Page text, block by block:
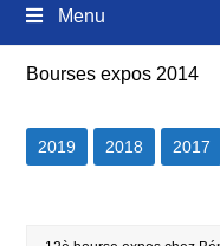
Menu
Bourses expos 2014
2019 2018 2017